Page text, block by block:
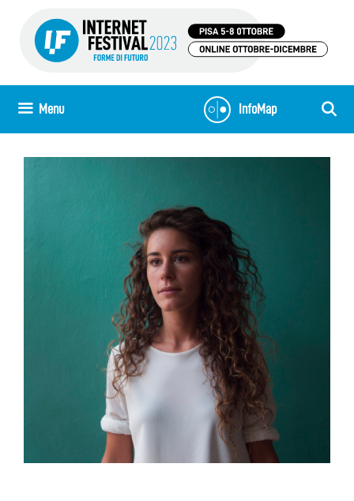
contenuto
InfoMap
Menu